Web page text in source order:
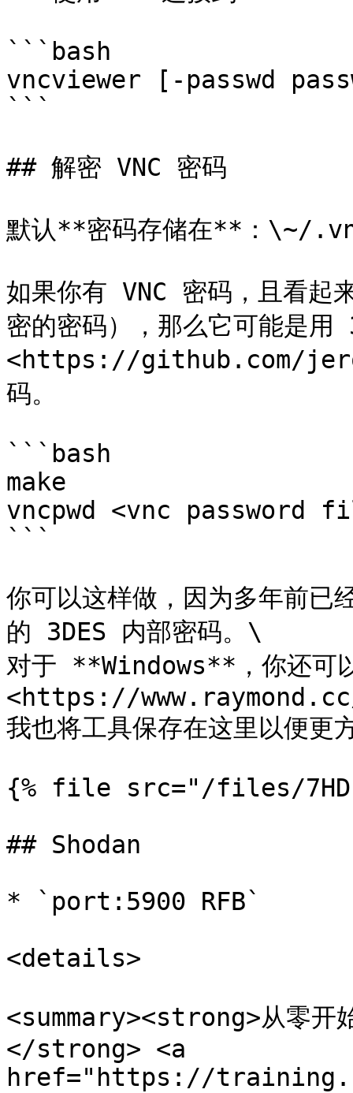
```bash
vncviewer [-passwd
```
## 解密 VNC 密码
默认**密码存储在**：\~/
如果你有 VNC 密码，且看起
密的密码），那么它可能是
<https://github.com/
码。
```bash
make
vncpwd <vnc password
```
你可以这样做，因为多年前已
的 3DES 内部密码。\
对于 **Windows**，你还可
<https://
我也将工具保存在这里以便更
{% file src="/files/
## Shodan
* `port:5900 RFB`
<details>
<summary><strong>从零开
</strong> <a
href="https://